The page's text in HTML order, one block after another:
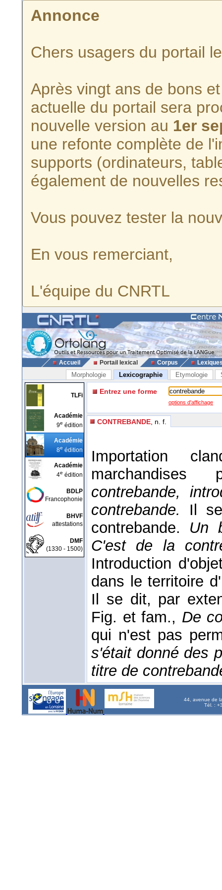
Annonce
Chers usagers du portail
Après vingt ans de bons
actuelle du portail sera
nouvelle version au 1er
une refonte complète de
supports (ordinateurs,
également de nouvelles
Vous pouvez tester la
En vous remerciant,
L'équipe du CNRTL
Accueil Portail lexical Corpus
Morphologie Lexicographie Etymologie
TLFi
Académie
9e édition
Académie
8e édition
Académie
4e édition
BDLP
Francophonie
BHVF
attestations
DMF
(1330 - 1500)
Entrez une forme
options d'affichage
CONTREBANDE , n. f.
Importation
contrebande,
contrebande. Il
contrebande. Un
C'est de la
Introduction
dans le territoire
Il se dit, par
Fig. et fam., De
qui n'est pas
s'était donné des
titre de
44, avenue de
Tél. :